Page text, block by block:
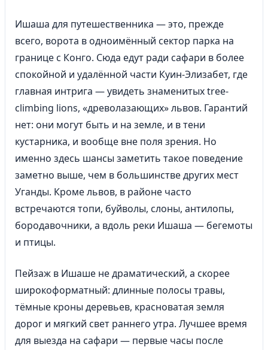
Ишаша для путешественника — это, прежде
всего, ворота в одноимённый сектор парка на
границе с Конго. Сюда едут ради сафари в более
спокойной и удалённой части Куин-Элизабет, где
главная интрига — увидеть знаменитых tree-
climbing lions, «древолазающих» львов. Гарантий
нет: они могут быть и на земле, и в тени
кустарника, и вообще вне поля зрения. Но
именно здесь шансы заметить такое поведение
заметно выше, чем в большинстве других мест
Уганды. Кроме львов, в районе часто
встречаются топи, буйволы, слоны, антилопы,
бородавочники, а вдоль реки Ишаша — бегемоты
и птицы.
Пейзаж в Ишаше не драматический, а скорее
широкоформатный: длинные полосы травы,
тёмные кроны деревьев, красноватая земля
дорог и мягкий свет раннего утра. Лучшее время
для выезда на сафари — первые часы после